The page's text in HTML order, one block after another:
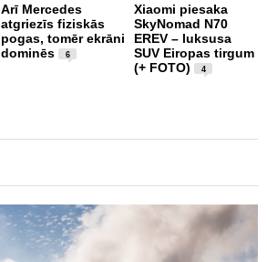
Arī Mercedes
atgriezīs fiziskās
pogas, tomēr ekrāni
dominēs
6
Xiaomi piesaka
SkyNomad N70
EREV – luksusa
SUV Eiropas tirgum
(+ FOTO)
4